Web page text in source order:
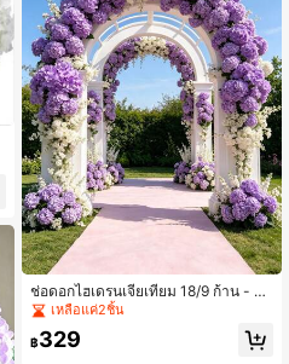
ช่อดอกไฮเดรนเจียเทียม 18/9 ก้าน - ดอ
กไฮเดรนเจียผ้าไหมสมจริง เหมาะสำหรั
บช่อดอกไม้แต่งงาน DIY, ตกแต่งเพื่อนเ
จ้าสาว, ตกแต่งบ้านและสำนักงาน (ห้อง
เหลือแค่2ชิ้น
฿329